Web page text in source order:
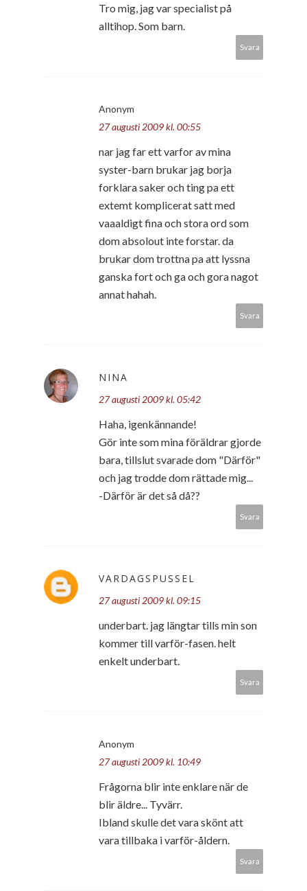
Tro mig, jag var specialist på
alltihop. Som barn.
Svara
Anonym
27 augusti 2009 kl. 00:55
nar jag far ett varfor av mina
syster-barn brukar jag borja
forklara saker och ting pa ett
extemt komplicerat satt med
vaaaldigt fina och stora ord som
dom absolout inte forstar. da
brukar dom trottna pa att lyssna
ganska fort och ga och gora nagot
annat hahah.
Svara
NINA
27 augusti 2009 kl. 05:42
Haha, igenkännande!
Gör inte som mina föräldrar gjorde
bara, tillslut svarade dom "Därför"
och jag trodde dom rättade mig...
-Därför är det så då??
Svara
VARDAGSPUSSEL
27 augusti 2009 kl. 09:15
underbart. jag längtar tills min son
kommer till varför-fasen. helt
enkelt underbart.
Svara
Anonym
27 augusti 2009 kl. 10:49
Frågorna blir inte enklare när de
blir äldre... Tyvärr.
Ibland skulle det vara skönt att
vara tillbaka i varför-åldern.
Svara